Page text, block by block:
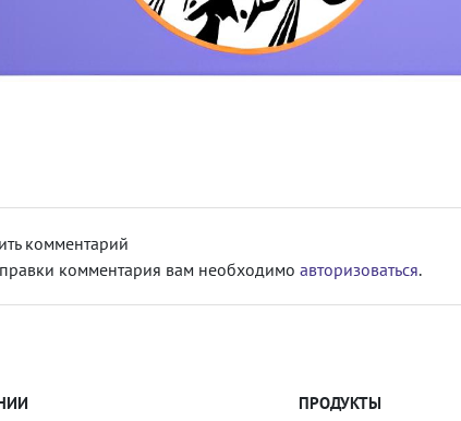
комментарий
комментария вам необходимо авторизоваться.
ПРОДУКТЫ